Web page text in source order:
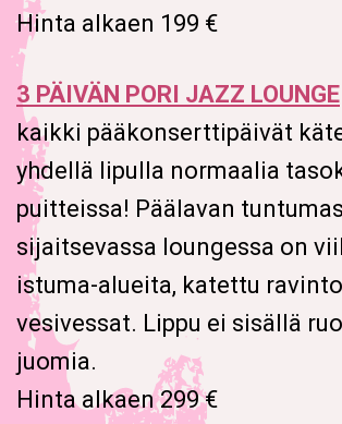
Hinta alkaen 199 €
3 PÄIVÄN PORI JAZZ LOUNGE
kaikki pääkonserttipäivät
yhdellä lipulla normaalia
puitteissa! Päälavan
sijaitsevassa loungessa on
istuma-alueita, katettu
vesivessat. Lippu ei sisällä
juomia.
Hinta alkaen 299 €